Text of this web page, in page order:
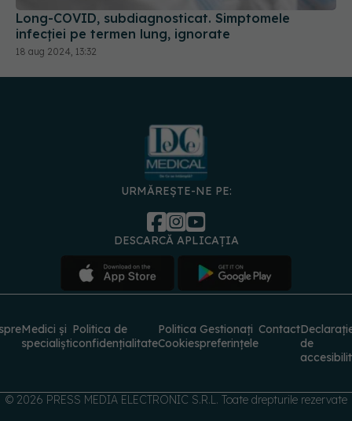
Long-COVID, subdiagnosticat. Simptomele
infecției pe termen lung, ignorate
18 aug 2024, 13:32
URMĂREȘTE-NE PE:
DESCARCĂ APLICAȚIA
Medici și
specialiști
Politica de
confidențialitate
Politica
Cookies
Gestionați
preferințele
Contact
de
© 2026 PRESS MEDIA ELECTRONIC S.R.L. Toate drepturile rezervate